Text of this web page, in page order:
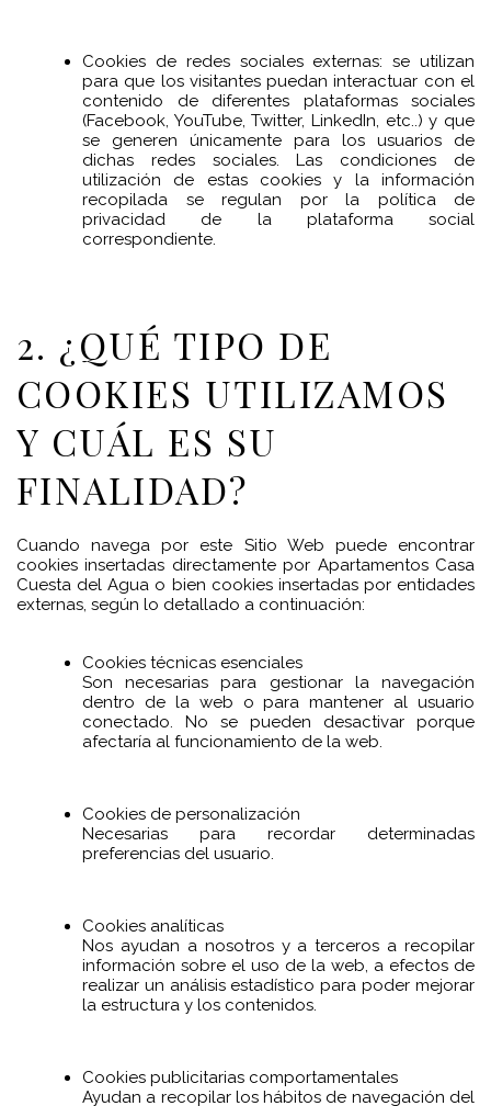
Cookies de redes sociales externas: se utilizan
para que los visitantes puedan interactuar con el
contenido de diferentes plataformas sociales
(Facebook, YouTube, Twitter, LinkedIn, etc..) y que
se generen únicamente para los usuarios de
dichas redes sociales. Las condiciones de
utilización de estas cookies y la información
recopilada se regulan por la política de
privacidad de la plataforma social
correspondiente.
2. ¿QUÉ TIPO DE
COOKIES UTILIZAMOS
Y CUÁL ES SU
FINALIDAD?
Cuando navega por este Sitio Web puede encontrar
cookies insertadas directamente por Apartamentos Casa
Cuesta del Agua o bien cookies insertadas por entidades
externas, según lo detallado a continuación:
Cookies técnicas esenciales
Son necesarias para gestionar la navegación
dentro de la web o para mantener al usuario
conectado. No se pueden desactivar porque
afectaría al funcionamiento de la web.
Cookies de personalización
Necesarias para recordar determinadas
preferencias del usuario.
Cookies analíticas
Nos ayudan a nosotros y a terceros a recopilar
información sobre el uso de la web, a efectos de
realizar un análisis estadístico para poder mejorar
la estructura y los contenidos.
Cookies publicitarias comportamentales
Ayudan a recopilar los hábitos de navegación del